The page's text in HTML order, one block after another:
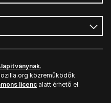
.
közreműködők
licenc alatt érhető el.